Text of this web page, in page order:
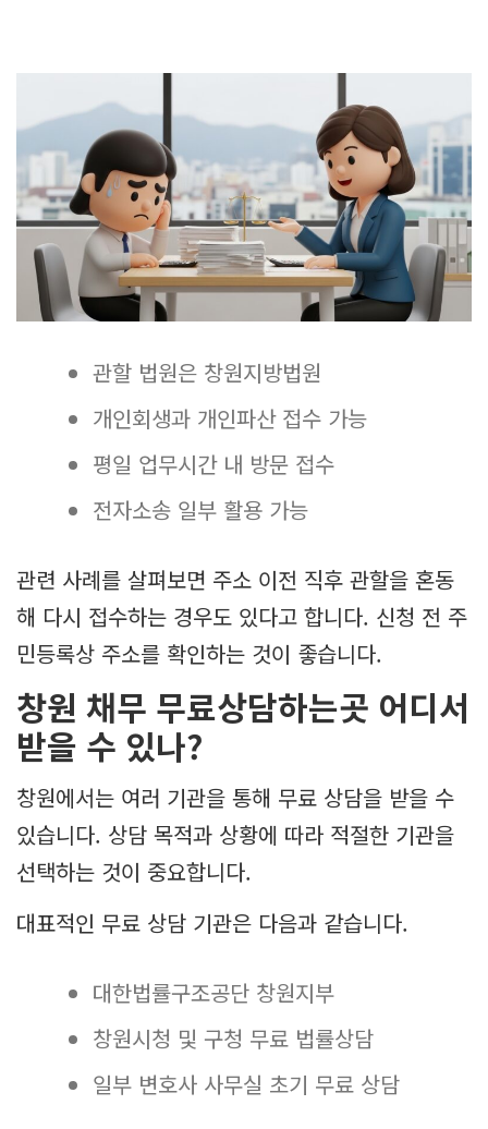
관할 법원은 창원지방법원
개인회생과 개인파산 접수 가능
평일 업무시간 내 방문 접수
전자소송 일부 활용 가능
관련 사례를 살펴보면 주소 이전 직후 관할을 혼동
해 다시 접수하는 경우도 있다고 합니다. 신청 전 주
민등록상 주소를 확인하는 것이 좋습니다.
창원 채무 무료상담하는곳 어디서
받을 수 있나?
창원에서는 여러 기관을 통해 무료 상담을 받을 수
있습니다. 상담 목적과 상황에 따라 적절한 기관을
선택하는 것이 중요합니다.
대표적인 무료 상담 기관은 다음과 같습니다.
대한법률구조공단 창원지부
창원시청 및 구청 무료 법률상담
일부 변호사 사무실 초기 무료 상담